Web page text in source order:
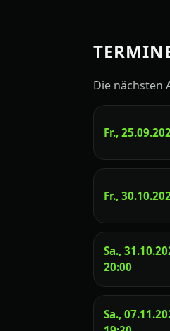
Die nächsten
Fr.,
Fr.,
Sa.,
20:00
Sa.,